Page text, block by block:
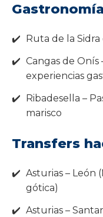
Ruta de la Sidra
Cangas de Onís
experiencias
Ribadesella –
marisco
Transfers
Asturias – León
gótica)
Asturias –